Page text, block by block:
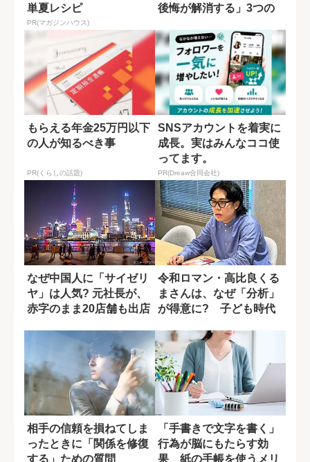
単夏レシピ
PR(マガジンハウス)
後悔が解消する」3つの
もらえる年金25万円以下
の人が知るべき事
PR(くらしの話題)
SNSアカウントを着実に
成長。実はみんなココ使
ってます。
PR(Dreaw合同会社)
なぜ中国人に「サイゼリ
ヤ」は人気? 元社長が、
赤字のまま20店舗も出店
令和ロマン・高比良くる
まさんは、なぜ「分析」
が得意に? 子ども時代
相手の信頼を損ねてしま
ったときに「関係を修復
する」ための質問
「手書きで文字を書く」
行為が脳にもたらす効
果 紙の手帳を使うメリ